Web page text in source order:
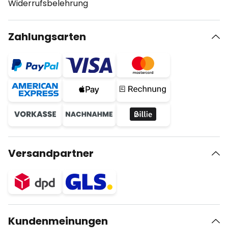
Widerrufsbelehrung
Zahlungsarten
Versandpartner
Kundenmeinungen